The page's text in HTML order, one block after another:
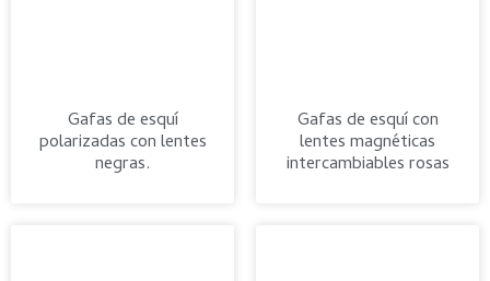
Gafas de esquí
polarizadas con lentes
negras.
Gafas de esquí con
lentes magnéticas
intercambiables rosas